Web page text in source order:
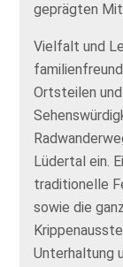
geprägten
Vielfalt und
Ortsteilen und
Lüdertal ein.
traditionelle
sowie die
Unterhaltung